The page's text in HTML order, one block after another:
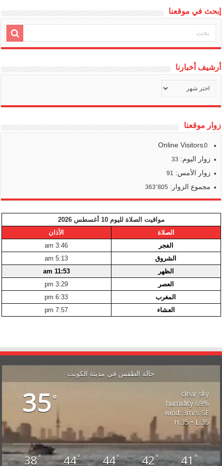
إبحث في موقعنا
أرشيف أخبارنا
أخبارنا
زوار موقعنا
Online Visitors:
0
زوار اليوم: 33
زوار الأمس: 91
مجموع الزوار: 363٬805
مواقيت الصلاة لليوم 10 أغسطس 2026
الصلاة
الأذان
الفجر
3:46 am
الشروق
5:13 am
الظهر
11:53 am
العصر
3:29 pm
المغرب
6:33 pm
العشاء
7:57 pm
حالة الطقس في مدينة الكويت
35°
clear sky
69% humidity
wind: 3m/s SE
H 35 • L 35
38° 44° 44° 42° 41°